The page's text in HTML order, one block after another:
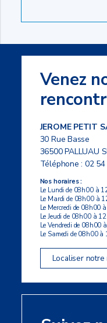
Venez
JEROME PETIT
30 Rue Basse
36500 PALLUAU
Téléphone :02
Nos horaires :
Le Lundi de 08h00 à
Le Mardi de 08h00 à
Le Mercredi de 08h00
Le Jeudi de 08h00 à
Le Vendredi de
Le Samedi de 08h00
Localiser notre